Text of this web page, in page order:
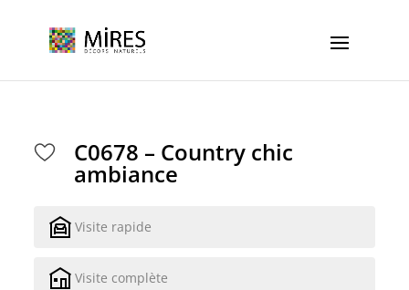
C0678 – Country chic
ambiance
Visite rapide
Visite complète